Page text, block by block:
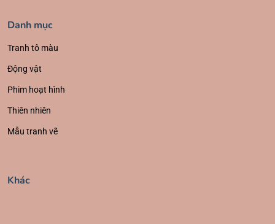
Danh mục
Tranh tô màu
Động vật
Phim hoạt hình
Thiên nhiên
Mẫu tranh vẽ
Khác